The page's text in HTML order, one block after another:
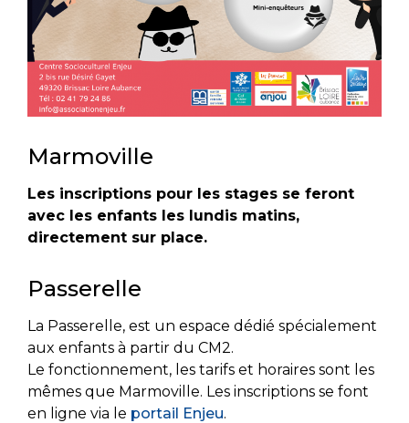
Marmoville
Les inscriptions pour les stages se feront
avec les enfants les lundis matins,
directement sur place.
Passerelle
La Passerelle, est un espace dédié spécialement
aux enfants à partir du CM2.
Le fonctionnement, les tarifs et horaires sont les
mêmes que Marmoville. Les inscriptions se font
en ligne via le portail Enjeu.